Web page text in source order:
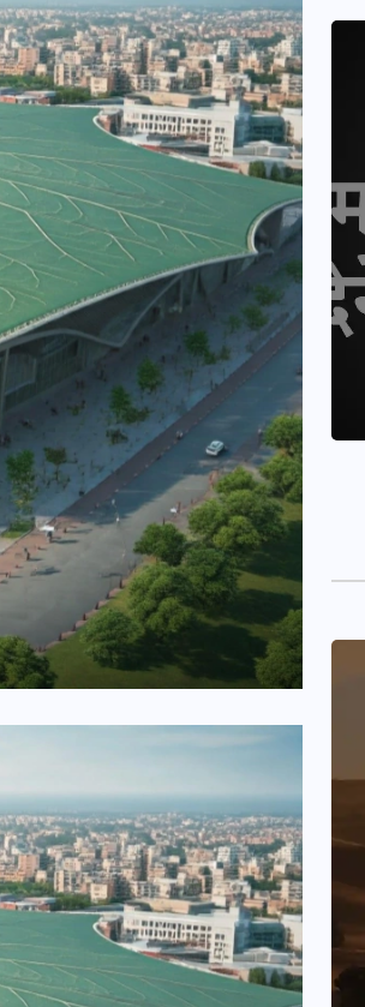
पुनरीक्षण कार्यक्रम में
देखें नई तारीखों की
30 दिसम्बर 2025
की लैंडिंग में
और
कीमत पर फंसा पेंच,